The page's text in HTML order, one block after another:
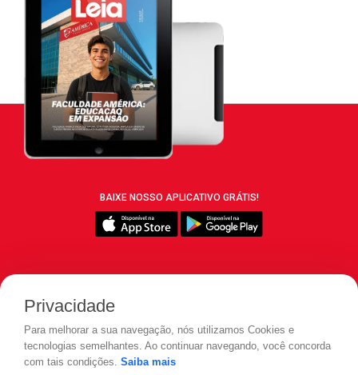
BAIXE NOSSO APLICATIVO GRÁTIS!
Privacidade
Para melhorar a sua navegação, nós utilizamos Cookies e
tecnologias semelhantes. Ao continuar navegando, você concorda
com tais condições. Saiba mais